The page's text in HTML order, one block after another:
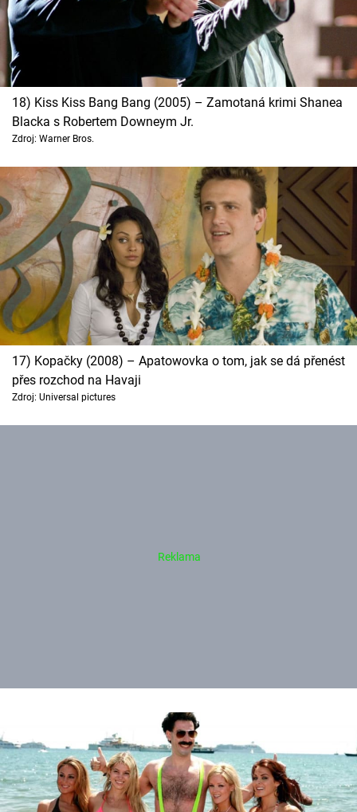
18) Kiss Kiss Bang Bang (2005) – Zamotaná krimi Shanea
Blacka s Robertem Downeym Jr.
Zdroj: Warner Bros.
17) Kopačky (2008) – Apatowovka o tom, jak se dá přenést
přes rozchod na Havaji
Zdroj: Universal pictures